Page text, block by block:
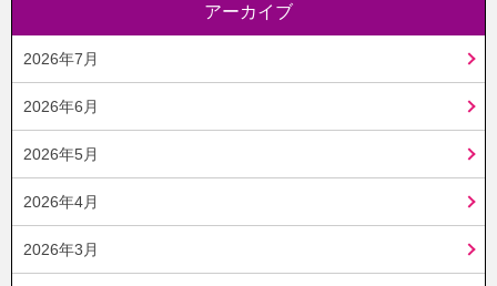
アーカイブ
2026年7月
2026年6月
2026年5月
2026年4月
2026年3月